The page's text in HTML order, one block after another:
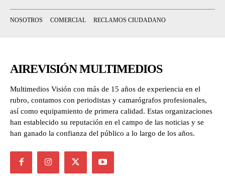
NOSOTROS COMERCIAL RECLAMOS CIUDADANO
AIREVISIÓN MULTIMEDIOS
Multimedios Visión con más de 15 años de experiencia en el
rubro, contamos con periodistas y camarógrafos profesionales,
así como equipamiento de primera calidad. Estas organizaciones
han establecido su reputación en el campo de las noticias y se
han ganado la confianza del público a lo largo de los años.